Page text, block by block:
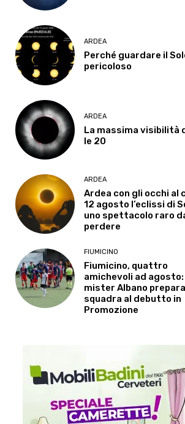
ARDEA
Perché guardare il
pericoloso
ARDEA
La massima visibilità
le 20
ARDEA
Ardea con gli occhi al
12 agosto l’eclissi di
uno spettacolo raro
perdere
FIUMICINO
Fiumicino, quattro
amichevoli ad agosto:
mister Albano
squadra al debutto in
Promozione